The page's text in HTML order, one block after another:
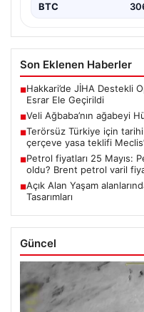
BTC
Son Eklenen Haberler
■Hakkari’de JİHA Destekli
Esrar Ele Geçirildi
■Veli Ağbaba’nın ağabeyi
■Terörsüz Türkiye için
çerçeve yasa teklifi
■Petrol fiyatları 25 Mayıs:
oldu? Brent petrol varil
■Açık Alan Yaşam
Tasarımları
Güncel